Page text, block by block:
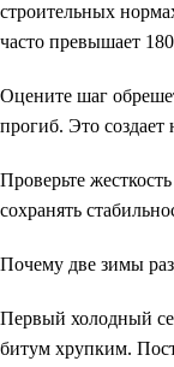
строительных
часто превышает
Оцените шаг
прогиб. Это
Проверьте
сохранять
Почему две зимы
Первый холодный
битум хрупким.